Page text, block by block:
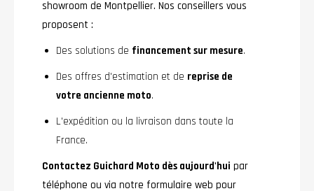
showroom de Montpellier. Nos conseillers vous
proposent :
Des solutions de financement sur mesure.
Des offres d'estimation et de reprise de
votre ancienne moto.
L'expédition ou la livraison dans toute la
France.
Contactez Guichard Moto dès aujourd'hui par
téléphone ou via notre formulaire web pour